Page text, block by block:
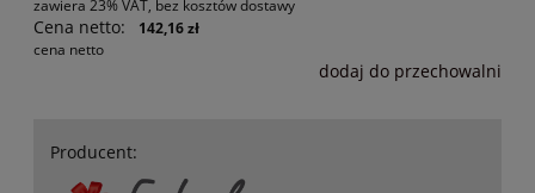
zawiera 23% VAT, bez kosztów dostawy
Cena netto:
142,16 zł
cena netto
dodaj do przechowalni
Producent: